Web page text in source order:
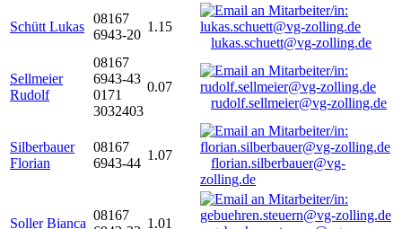
Schütt Lukas
08167
6943-20
1.15
lukas.schuett@vg-zolling.de
Sellmeier
Rudolf
08167
6943-43
0171
3032403
0.07
rudolf.sellmeier@vg-zolling.de
Silberbauer
Florian
08167
6943-44
1.07
florian.silberbauer@vg-
zolling.de
Soller Bianca
08167
1.01